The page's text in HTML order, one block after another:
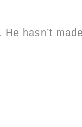
hasn’t